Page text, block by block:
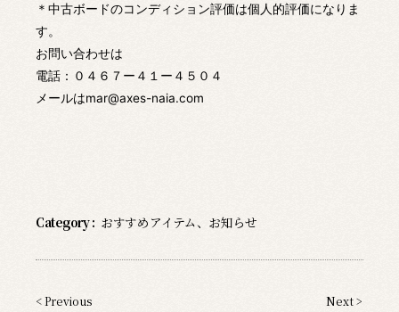
＊中古ボードのコンディション評価は個人的評価になりま
す。
お問い合わせは
電話：０４６７ー４１ー４５０４
メールはmar@axes-naia.com
Category : おすすめアイテム、 お知らせ
< Previous Next >